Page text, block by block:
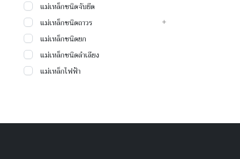
แม่เหล็กชนิดจับยึด
แม่เหล็กชนิดถาวร
แม่เหล็กชนิดยก
แม่เหล็กชนิดลำเลียง
แม่เหล็กไฟฟ้า